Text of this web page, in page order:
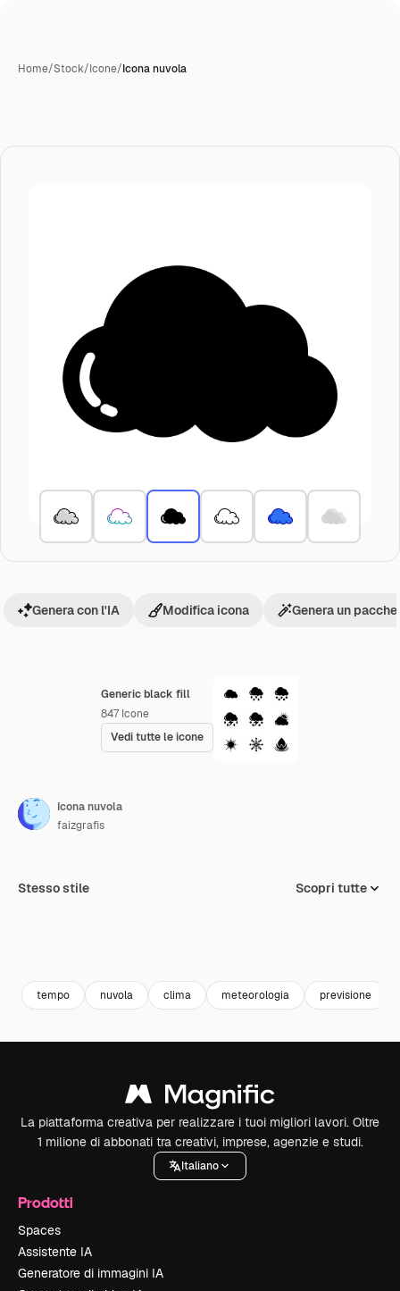
Home/Stock/Icone/Icona nuvola
Generic black fill
847 Icone
Vedi tutte le icone
Genera con l'IA Modifica icona Genera un
Icona nuvola
faizgrafis
Stesso stile Scopri tutte
tempo nuvola clima meteorologia previsione
La piattaforma creativa per realizzare i tuoi migliori lavori. Oltre
1 milione di abbonati tra creativi, imprese, agenzie e studi.
Italiano
Prodotti
Spaces
Assistente IA
Generatore di immagini IA